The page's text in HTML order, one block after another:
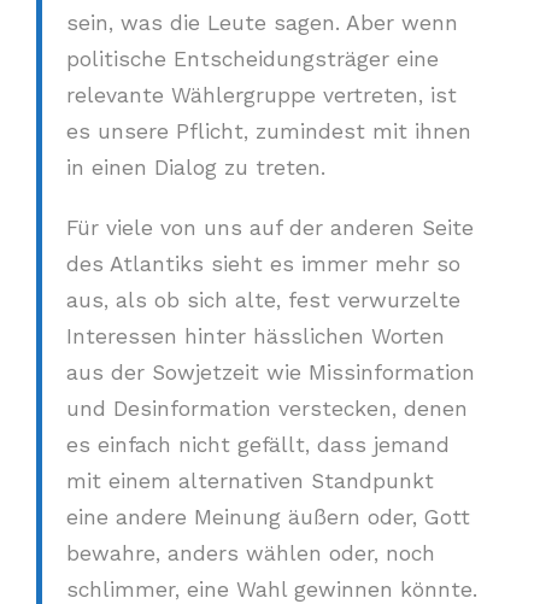
sein, was die Leute sagen. Aber wenn
politische Entscheidungsträger eine
relevante Wählergruppe vertreten, ist
es unsere Pflicht, zumindest mit ihnen
in einen Dialog zu treten.
Für viele von uns auf der anderen Seite
des Atlantiks sieht es immer mehr so
aus, als ob sich alte, fest verwurzelte
Interessen hinter hässlichen Worten
aus der Sowjetzeit wie Missinformation
und Desinformation verstecken, denen
es einfach nicht gefällt, dass jemand
mit einem alternativen Standpunkt
eine andere Meinung äußern oder, Gott
bewahre, anders wählen oder, noch
schlimmer, eine Wahl gewinnen könnte.